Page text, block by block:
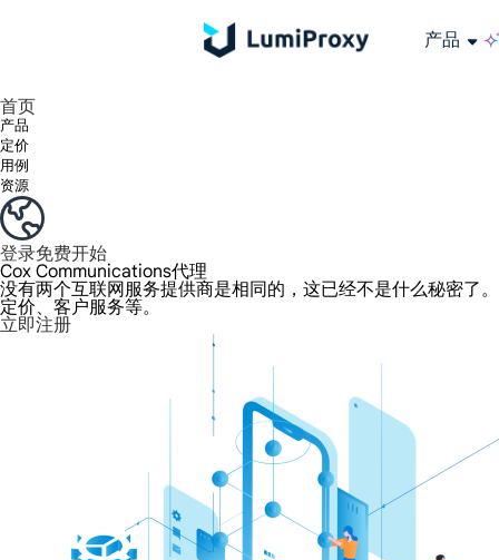
产品
首页
产品
定价
用例
资源
登录免费开始
Cox Communications代理
没有两个互联网服务提供商是相同的，这已经不是什么秘密了
定价、客户服务等。
立即注册